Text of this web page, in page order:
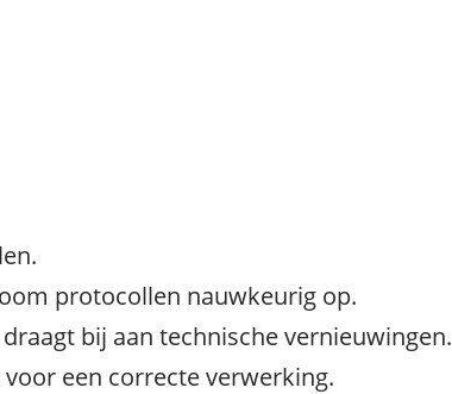
protocollen nauwkeurig op.
bij aan technische vernieuwingen.
een correcte verwerking.